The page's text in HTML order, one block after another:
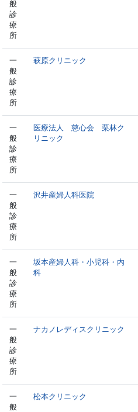
般
診
療
所
一
般
診
療
所
萩原クリニック
一
般
診
療
所
医療法人 慈心会 栗林ク
リニック
一
般
診
療
所
沢井産婦人科医院
一
般
診
療
所
坂本産婦人科・小児科・内
科
一
般
診
療
所
ナカノレディスクリニック
一
般
松本クリニック